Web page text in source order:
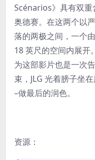
Scénarios》具有双重
奥德赛。在这两个以
落的两极之间，一个
18 英尺的空间内展开
为这部影片也是一次
束，JLG 光着膀子坐
–做最后的润色。
资源：